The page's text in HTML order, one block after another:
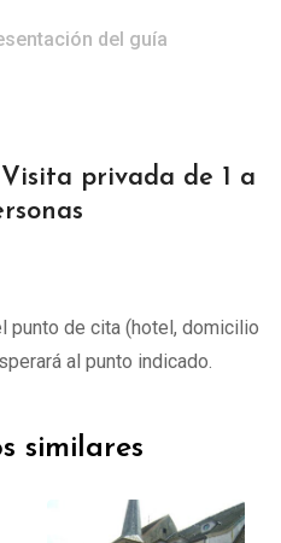
del guía
privada de 1 a
de cita (hotel, domicilio
al punto indicado.
similares